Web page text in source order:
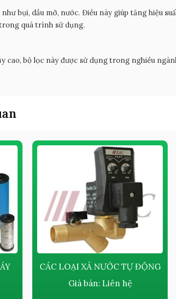
bụi, dầu mỡ, nước. Điều này giúp tăng hiệu
quá trình sử dụng.
cao, bộ lọc này được sử dụng trong nghiều
CÁC LOẠI XẢ NƯỚC TỰ ĐỘNG
Giá bán: Liên hệ